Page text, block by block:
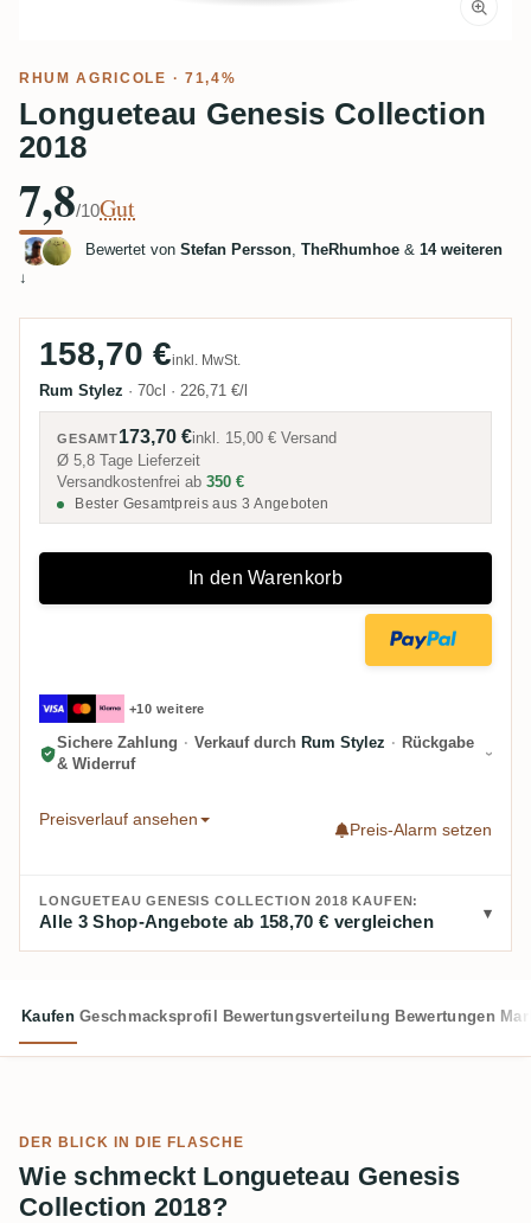
RHUM AGRICOLE · 71,4%
Longueteau Genesis Collection
2018
7,8/10Gut
Bewertet von Stefan Persson, TheRhumhoe & 14 weiteren
↓
158,70 €inkl. MwSt.
Rum Stylez · 70cl · 226,71 €/l
GESAMT173,70 €inkl. 15,00 € Versand
Ø 5,8 Tage Lieferzeit
Versandkostenfrei ab 350 €
Bester Gesamtpreis aus 3 Angeboten
In den Warenkorb
+10 weitere
Sichere Zahlung · Verkauf durch Rum Stylez · Rückgabe
& Widerruf
Preisverlauf ansehen
Preis-Alarm setzen
LONGUETEAU GENESIS COLLECTION 2018 KAUFEN:
Alle 3 Shop-Angebote ab 158,70 € vergleichen
Kaufen Geschmacksprofil Bewertungsverteilung Bewertungen
DER BLICK IN DIE FLASCHE
Wie schmeckt Longueteau Genesis
Collection 2018?